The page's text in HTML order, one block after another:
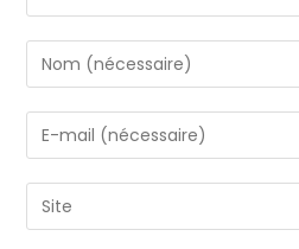
Enter
your
name
or
to
comment
Enter
your
email
address
Saisir
l’URL